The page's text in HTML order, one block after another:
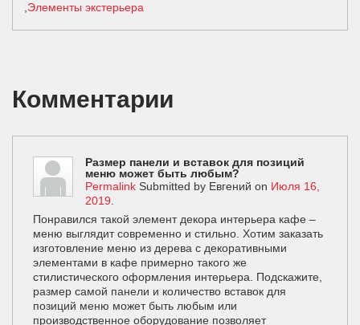
Элементы экстерьера
Комментарии
Размер панели и вставок для позиций
меню может быть любым?
Permalink Submitted by Евгений on Июля 16,
2019
Понравился такой элемент декора интерьера кафе –
меню выглядит современно и стильно. Хотим заказать
изготовление меню из дерева с декоративными
элементами в кафе примерно такого же
стилистического оформления интерьера. Подскажите,
размер самой панели и количество вставок для
позиций меню может быть любым или
производственное оборудование позволяет